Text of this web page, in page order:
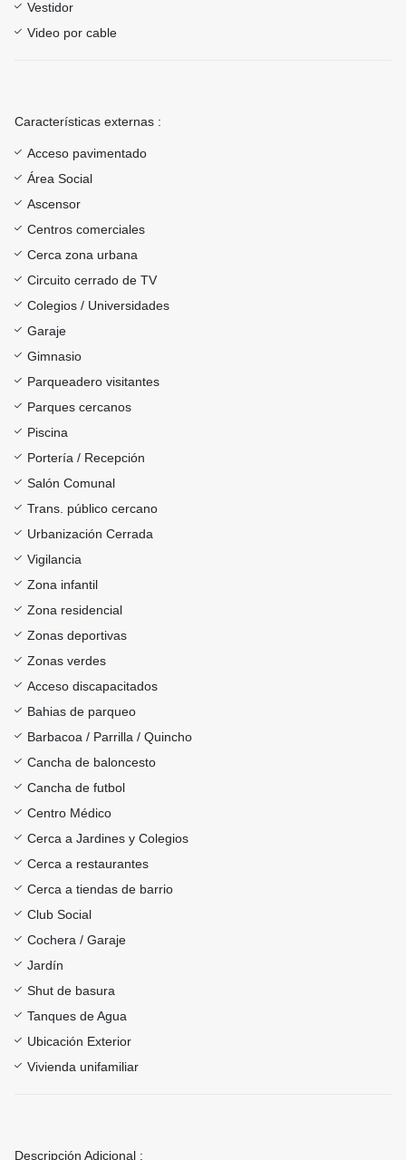
Vestidor
Video por cable
Características externas :
Acceso pavimentado
Área Social
Ascensor
Centros comerciales
Cerca zona urbana
Circuito cerrado de TV
Colegios / Universidades
Garaje
Gimnasio
Parqueadero visitantes
Parques cercanos
Piscina
Portería / Recepción
Salón Comunal
Trans. público cercano
Urbanización Cerrada
Vigilancia
Zona infantil
Zona residencial
Zonas deportivas
Zonas verdes
Acceso discapacitados
Bahias de parqueo
Barbacoa / Parrilla / Quincho
Cancha de baloncesto
Cancha de futbol
Centro Médico
Cerca a Jardines y Colegios
Cerca a restaurantes
Cerca a tiendas de barrio
Club Social
Cochera / Garaje
Jardín
Shut de basura
Tanques de Agua
Ubicación Exterior
Vivienda unifamiliar
Descripción Adicional :